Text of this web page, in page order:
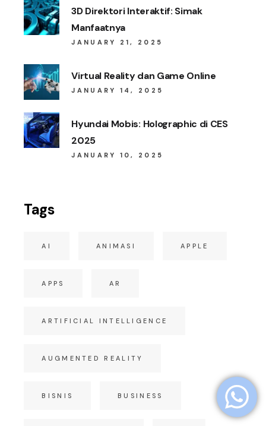
3D Direktori Interaktif: Simak
Manfaatnya
JANUARY 21, 2025
Virtual Reality dan Game Online
JANUARY 14, 2025
Hyundai Mobis: Holographic di CES
2025
JANUARY 10, 2025
Tags
AI ANIMASI APPLE
APPS AR
ARTIFICIAL INTELLIGENCE
AUGMENTED REALITY
BISNIS BUSINESS